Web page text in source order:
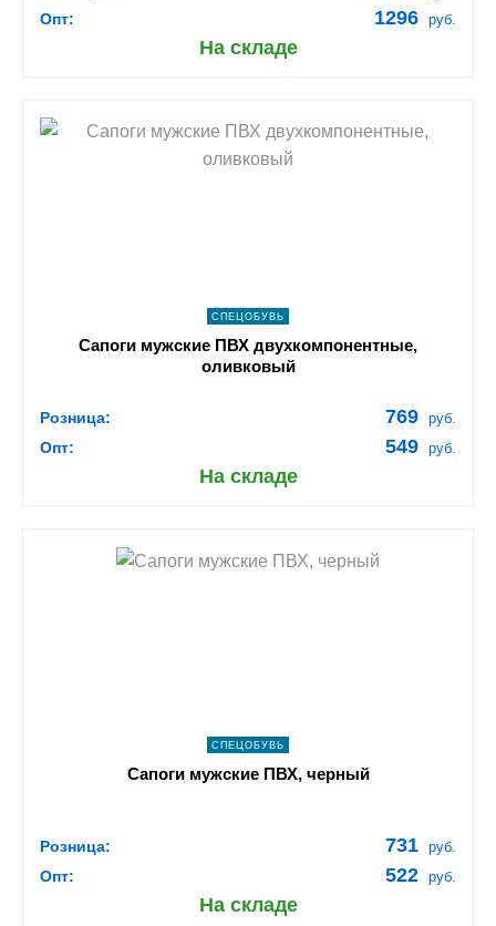
Опт: 1296 руб.
На складе
shopping_cart В КОРЗИНУ
СПЕЦОБУВЬ
Сапоги мужские ПВХ двухкомпонентные,
оливковый
Розница: 769 руб.
Опт: 549 руб.
На складе
shopping_cart В КОРЗИНУ
СПЕЦОБУВЬ
Сапоги мужские ПВХ, черный
Розница: 731 руб.
Опт: 522 руб.
На складе